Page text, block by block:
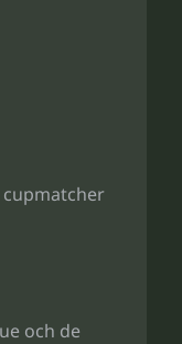
cupmatcher
och de